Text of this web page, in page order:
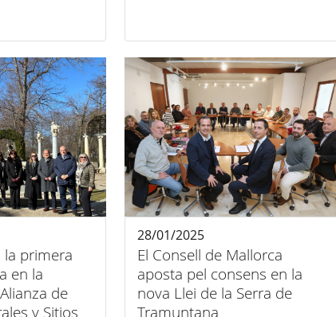
la primera
en la
de
y Sitios
El Consell de Mallorca
aposta pel consens en la
nova Llei de la Serra de
Tramuntana
28/01/2025